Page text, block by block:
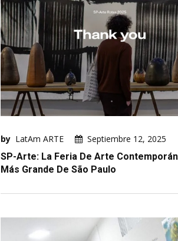
by LatAm ARTE
Septiembre 12, 2025
SP-Arte: La Feria De Arte
Más Grande De São Paulo